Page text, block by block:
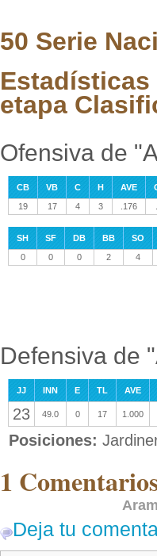
50 Serie
Estadísticas
etapa
Ofensiva de
CB VB C H AVE
19
17 4 3 .176
SH SF DB BB
SO
0
0 0 2 4
Defensiva de
JJ INN E TL AVE
23 49.0 0 17 1.000
Posiciones:
1
Deja tu